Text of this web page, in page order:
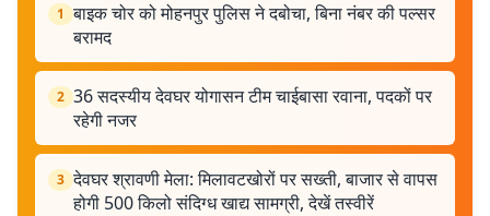
1 बाइक चोर को मोहनपुर पुलिस ने दबोचा, बिना नंबर की पल्सर
बरामद
2 36 सदस्यीय देवघर योगासन टीम चाईबासा रवाना, पदकों पर
रहेगी नजर
3 देवघर श्रावणी मेला: मिलावटखोरों पर सख्ती, बाजार से वापस
होगी 500 किलो संदिग्ध खाद्य सामग्री, देखें तस्वीरें